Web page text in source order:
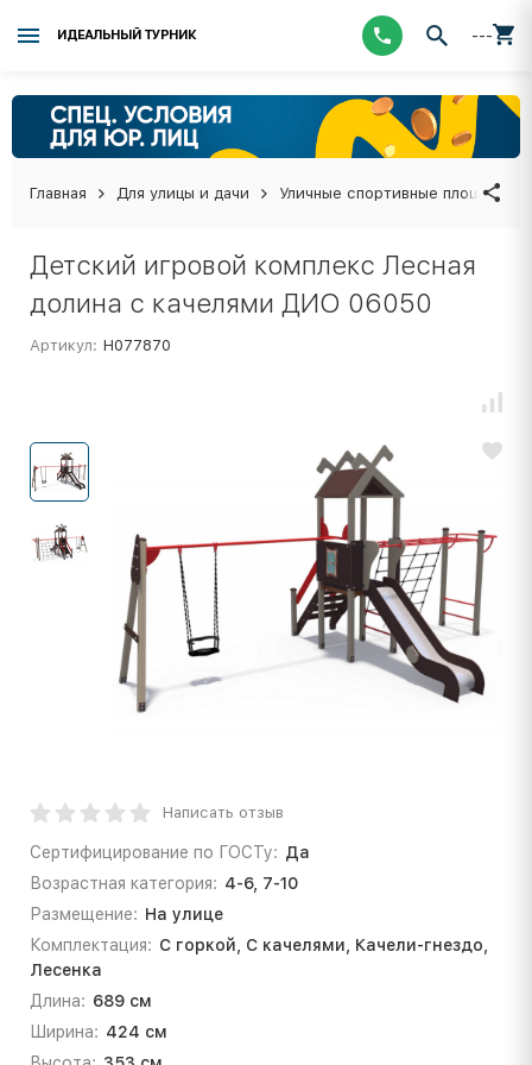
ИДЕАЛЬНЫЙ ТУРНИК ---
Главная Для улицы и дачи Уличные спортивные площадки
Детский игровой комплекс Лесная
долина с качелями ДИО 06050
Артикул: Н077870
Написать отзыв
Сертифицирование по ГОСТу: Да
Возрастная категория: 4-6, 7-10
Размещение: На улице
Комплектация: С горкой, С качелями, Качели-гнездо,
Лесенка
Длина: 689 см
Ширина: 424 см